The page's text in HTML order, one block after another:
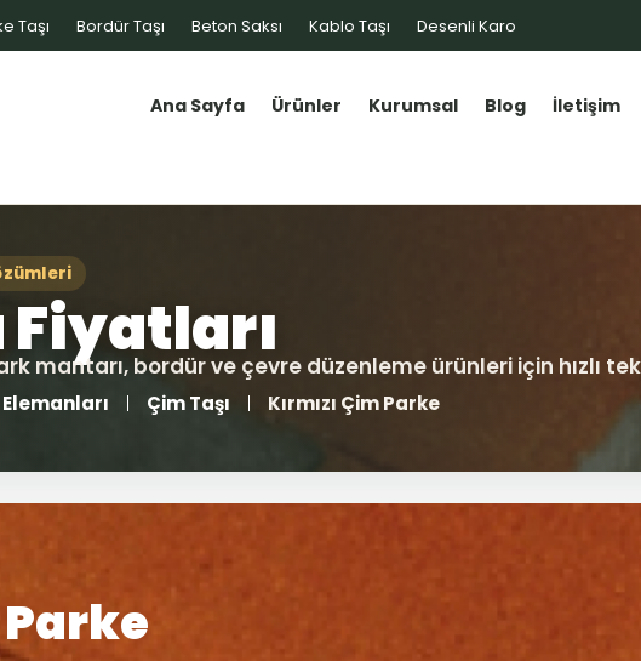
Taşı Bordür Taşı Beton Saksı Kablo Taşı Desenli Karo
Ana Sayfa Ürünler Kurumsal Blog İletişim
Çim Taşı Kırmızı Çim Parke
Parke